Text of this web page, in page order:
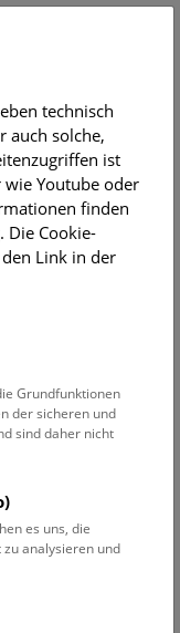
EN
des heutigen
Sie gern direkt
der Saurier. Die
möglich, die
technisch
auch solche,
ist
Youtube oder
finden
Die Cookie-
Link in der
Grundfunktionen
der sicheren und
sind daher nicht
es uns, die
analysieren und